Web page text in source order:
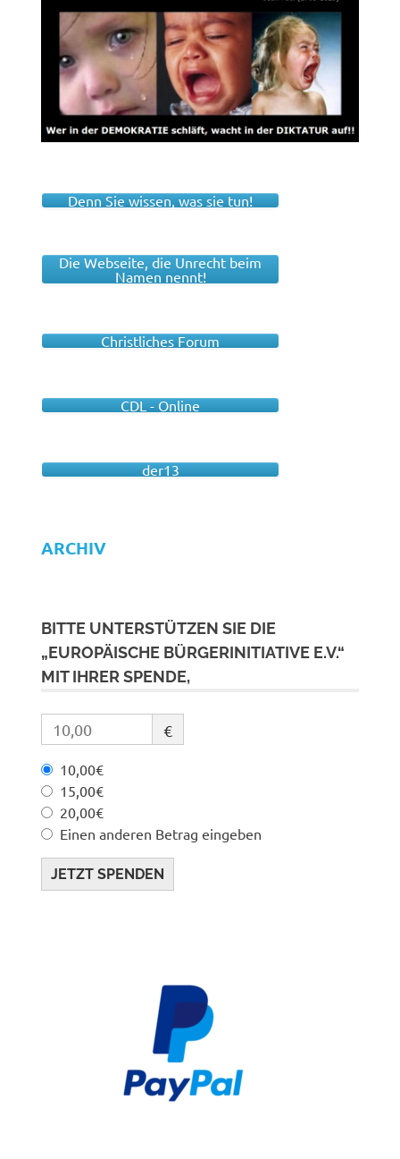
Denn Sie wissen, was sie tun!
Die Webseite, die Unrecht beim
Namen nennt!
Christliches Forum
CDL - Online
der13
ARCHIV
BITTE UNTERSTÜTZEN SIE DIE
„EUROPÄISCHE BÜRGERINITIATIVE E.V.“
MIT IHRER SPENDE,
€
10,00€
15,00€
20,00€
Einen anderen Betrag eingeben
JETZT SPENDEN